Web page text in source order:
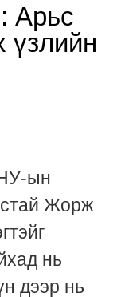
Арьс
үзлийн
ын
Жорж
нь
дээр нь